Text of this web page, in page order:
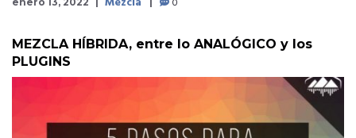
0
MEZCLA HÍBRIDA, entre lo ANALÓGICO y los
PLUGINS